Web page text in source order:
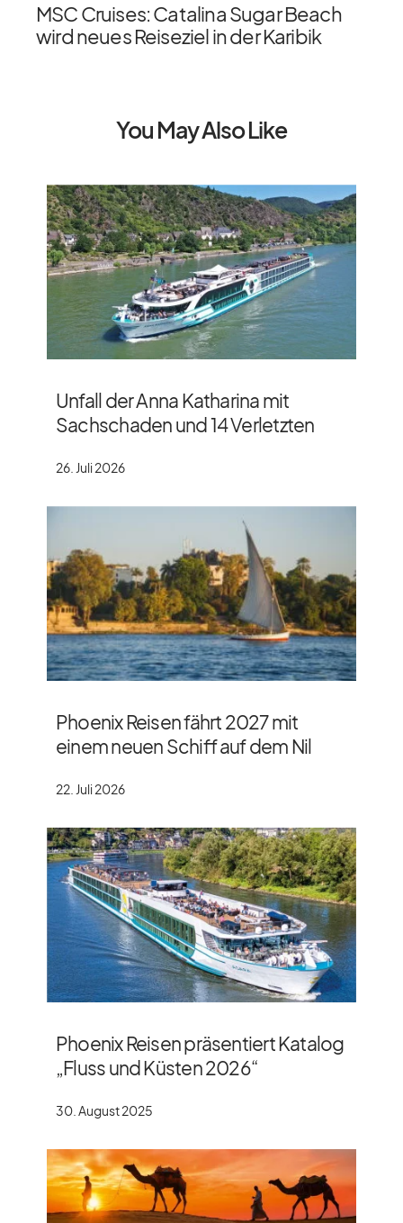
MSC Cruises: Catalina Sugar Beach
wird neues Reiseziel in der Karibik
You May Also Like
Unfall der Anna Katharina mit
Sachschaden und 14 Verletzten
26. Juli 2026
Phoenix Reisen fährt 2027 mit
einem neuen Schiff auf dem Nil
22. Juli 2026
Phoenix Reisen präsentiert Katalog
„Fluss und Küsten 2026“
30. August 2025